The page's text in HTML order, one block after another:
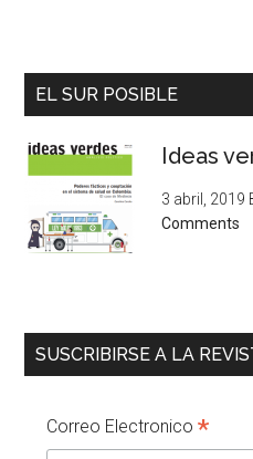
EL SUR POSIBLE
Ideas
3 abril, 2019
Comments
SUSCRIBIRSE A LA
Correo Electronico*